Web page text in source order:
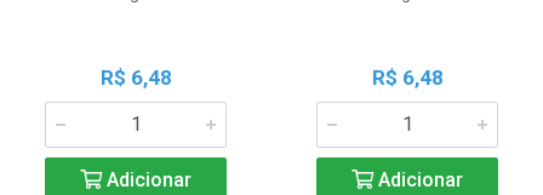
R$ 6,48
Adicionar
R$ 6,48
Adicionar